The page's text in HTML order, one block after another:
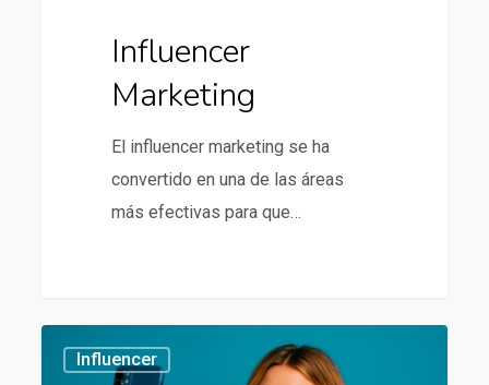
Influencer
Marketing
El influencer marketing se ha
convertido en una de las áreas
más efectivas para que…
elegir
Influencer 434